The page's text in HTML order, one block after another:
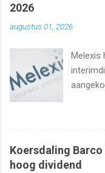
2026
augustus 01, 2026
Melexis
Koersdaling
hoog dividend